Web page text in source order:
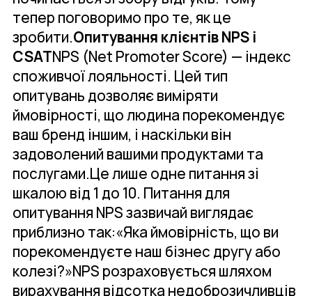
тепер поговоримо про те, як це
зробити.Опитування клієнтів NPS і
CSATNPS (Net Promoter Score) — індекс
споживчої лояльності. Цей тип
опитувань дозволяє виміряти
ймовірності, що людина порекомендує
ваш бренд іншим, і наскільки він
задоволений вашими продуктами та
послугами.Це лише одне питання зі
шкалою від 1 до 10. Питання для
опитування NPS зазвичай виглядає
приблизно так:«Яка ймовірність, що ви
порекомендуєте наш бізнес другу або
колезі?»NPS розраховується шляхом
вирахування відсотка недоброзичливців